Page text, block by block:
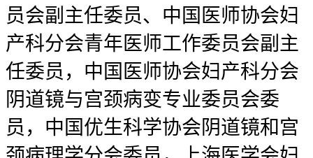
员会副主任委员、中国医师协会妇
产科分会青年医师工作委员会副主
任委员，中国医师协会妇产科分会
阴道镜与宫颈病变专业委员会委
员，中国优生科学协会阴道镜和宫